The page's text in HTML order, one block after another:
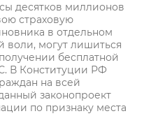
десятков миллионов
страховую
в отдельном
воли, могут лишиться
бесплатной
В Конституции РФ
на всей
законопроект
по признаку места